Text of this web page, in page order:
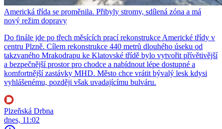
Americká třída se proměnila. Přibyly stromy, sdílená zóna a má
nový režim dopravy
Do finále jde po třech měsících prací rekonstrukce Americké třídy v
centru Plzně. Cílem rekonstrukce 440 metrů dlouhého úseku od
takzvaného Mrakodrapu ke Klatovské třídě bylo vytvořit přívětivější
a bezpečnější prostor pro chodce a nabídnout lépe dostupné a
komfortnější zastávky MHD. Město chce vrátit bývalý lesk kdysi
vyhlášenému, později však uvadajícímu bulváru.
Plzeňská Drbna
dnes, 11:02